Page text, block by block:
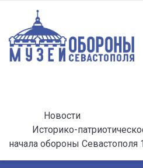
Новости
Историко-
начала обороны Севастополя